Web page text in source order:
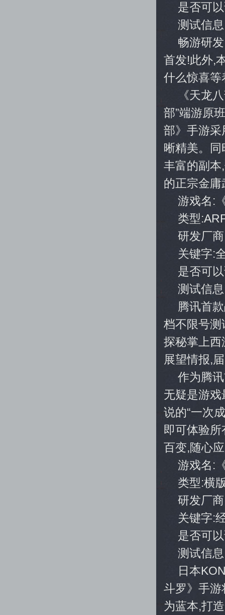
是否可
测试信
畅游研
首发!此外,
什么惊喜等
《天龙
部”端游原
部》手游
晰精美。
丰富的副
的正宗金
游戏名:
类型
研发厂
关键字:
是否可
测试信
腾讯首
档不限号测
探秘掌上
展望情报,
作为腾
无疑是游
说的“一次
即可体验所
百变,随心
游戏名:
类型:横
研发厂
关键字:
是否可
测试信
日本
斗罗》手
为蓝本,打